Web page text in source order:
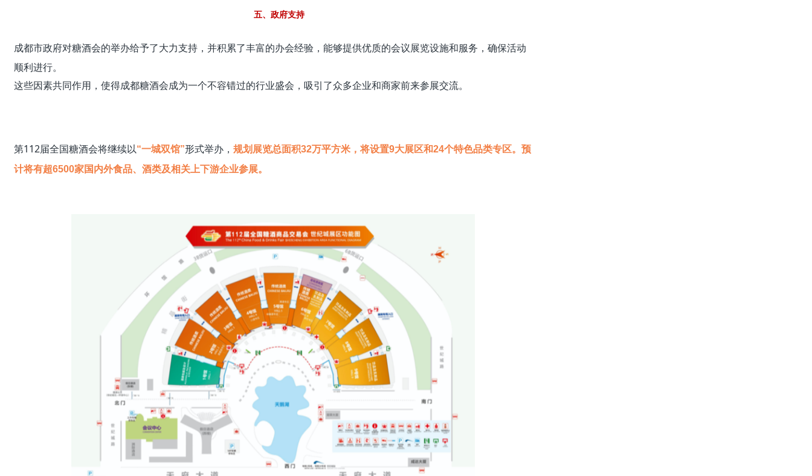
五、政府支持
成都市政府对糖酒会的举办给予了大力支持，并积累了丰富的办会经验，能够提供优质的会议展览设施和服务，确保活动
顺利进行。
这些因素共同作用，使得成都糖酒会成为一个不容错过的行业盛会，吸引了众多企业和商家前来参展交流。
第112届全国糖酒会将继续以“一城双馆”形式举办， 规划展览总面积32万平方米，将设置9大展区和24个特色品类专区。 预
计将有超6500家国内外食品、酒类及相关上下游企业参展。